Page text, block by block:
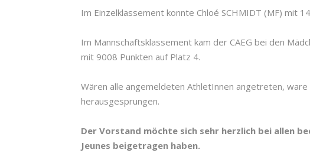
Im Einzelklassement konnte Chloé SCHMIDT (MF) mit
Im Mannschaftsklassement kam der CAEG bei den
mit 9008 Punkten auf Platz 4.
Wären alle angemeldeten AthletInnen angetreten,
herausgesprungen.
Der Vorstand möchte sich sehr herzlich bei allen
Jeunes beigetragen haben.